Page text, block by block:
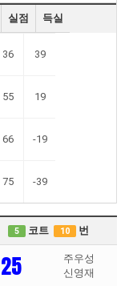
실점 득실
36 39
55 19
66 -19
75 -39
5 코트 10 번
25
주우성
신영재